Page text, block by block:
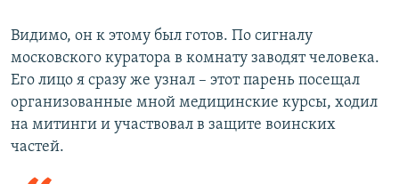
Видимо, он к этому был готов. По сигналу
московского куратора в комнату заводят человека.
Его лицо я сразу же узнал – этот парень посещал
организованные мной медицинские курсы, ходил
на митинги и участвовал в защите воинских
частей.